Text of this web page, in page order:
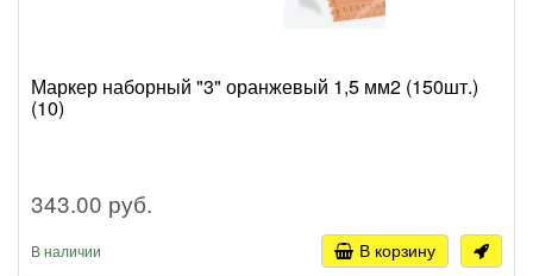
Маркер наборный "3" оранжевый 1,5 мм2 (150шт.)
(10)
343.00 руб.
В наличии В корзину